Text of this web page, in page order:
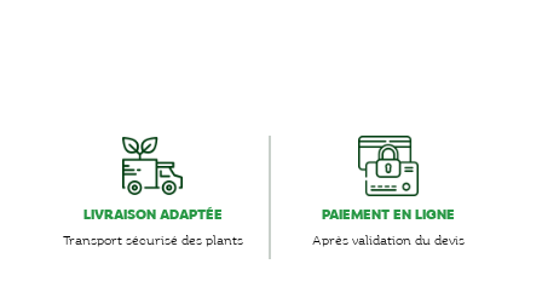
LIVRAISON ADAPTÉE
Transport sécurisé des plants
PAIEMENT EN LIGNE
Après validation du devis